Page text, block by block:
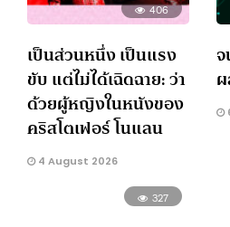
406
เป็นส่วนหนึ่ง เป็นแรง
ขับ แต่ไม่ได้เฉิดฉาย: ว่า
ด้วยผู้หญิงในหนังของ
คริสโตเฟอร์ โนแลน
4 August 2026
327